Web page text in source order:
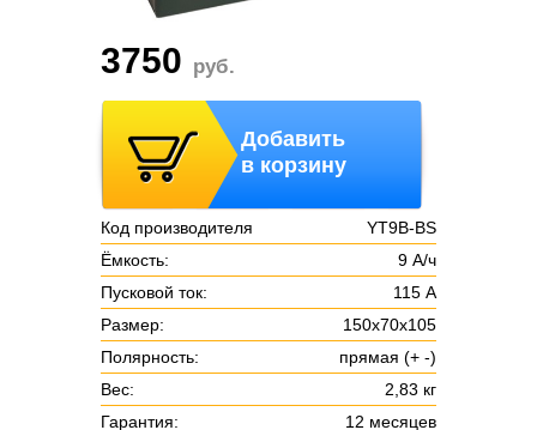
3750 руб.
Добавить
в корзину
Код производителя
YT9B-BS
Ёмкость:
9 А/ч
Пусковой ток:
115 А
Размер:
150х70х105
Полярность:
прямая (+ -)
Вес:
2,83 кг
Гарантия:
12 месяцев